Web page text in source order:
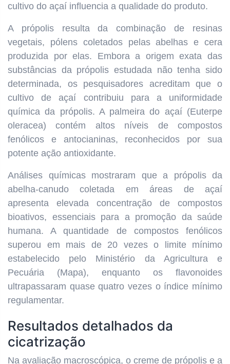
cultivo do açaí influencia a qualidade do produto.
A própolis resulta da combinação de resinas
vegetais, pólens coletados pelas abelhas e cera
produzida por elas. Embora a origem exata das
substâncias da própolis estudada não tenha sido
determinada, os pesquisadores acreditam que o
cultivo de açaí contribuiu para a uniformidade
química da própolis. A palmeira do açaí (Euterpe
oleracea) contém altos níveis de compostos
fenólicos e antocianinas, reconhecidos por sua
potente ação antioxidante.
Análises químicas mostraram que a própolis da
abelha-canudo coletada em áreas de açaí
apresenta elevada concentração de compostos
bioativos, essenciais para a promoção da saúde
humana. A quantidade de compostos fenólicos
superou em mais de 20 vezes o limite mínimo
estabelecido pelo Ministério da Agricultura e
Pecuária (Mapa), enquanto os flavonoides
ultrapassaram quase quatro vezes o índice mínimo
regulamentar.
Resultados detalhados da
cicatrização
Na avaliação macroscópica, o creme de própolis e a